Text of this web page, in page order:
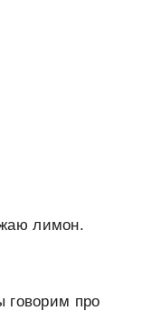
лимон.
говорим про